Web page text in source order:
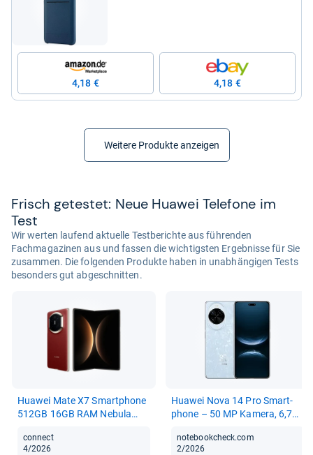
4,18 € 4,18 €
Weitere Produkte anzeigen
Frisch getes­tet: Neue Hua­wei Tele­fone im
Test
Wir werten laufend aktuelle Testberichte aus führenden
Fachmagazinen aus und fassen die wichtigsten Ergebnisse für Sie
zusammen. Die folgenden Produkte haben in unabhängigen Tests
besonders gut abgeschnitten.
Hua­wei Mate X7 Smart­phone
512GB 16GB RAM Nebula
connect
4/2026
Hua­wei Nova 14 Pro Smart­
phone – 50 MP Kamera, 6,78
notebookcheck.com
2/2026